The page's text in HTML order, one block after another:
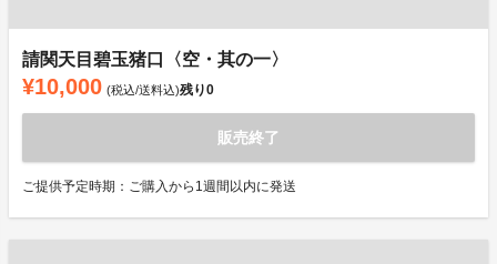
請関天目碧玉猪口〈空・其の一〉
¥10,000 (税込/送料込)残り0
販売終了
ご提供予定時期：ご購入から1週間以内に発送